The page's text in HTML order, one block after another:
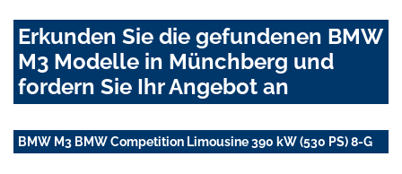
Erkunden Sie die gefundenen BMW
M3 Modelle in Münchberg und
fordern Sie Ihr Angebot an
BMW M3 BMW Competition Limousine 390 kW (530 PS) 8-G